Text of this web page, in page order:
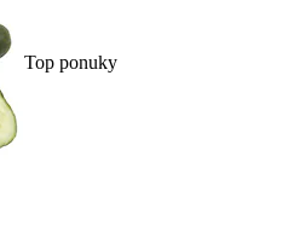
Top ponuky